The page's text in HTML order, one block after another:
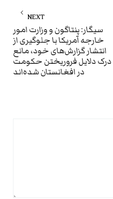
NEXT
سیگار: پنتاگون و وزارت امور
خارجه آمریکا با جلوگیری از
انتشار گزارش‌های خود، مانع
درک دلایل فروریختن حکومت
در افغانستان شده‌اند